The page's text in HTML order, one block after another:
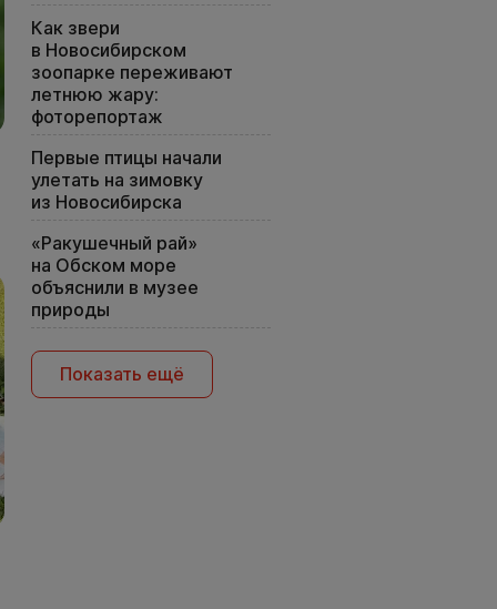
Как звери
в Новосибирском
зоопарке переживают
летнюю жару:
фоторепортаж
Первые птицы начали
улетать на зимовку
из Новосибирска
«Ракушечный рай»
на Обском море
объяснили в музее
природы
Показать ещё